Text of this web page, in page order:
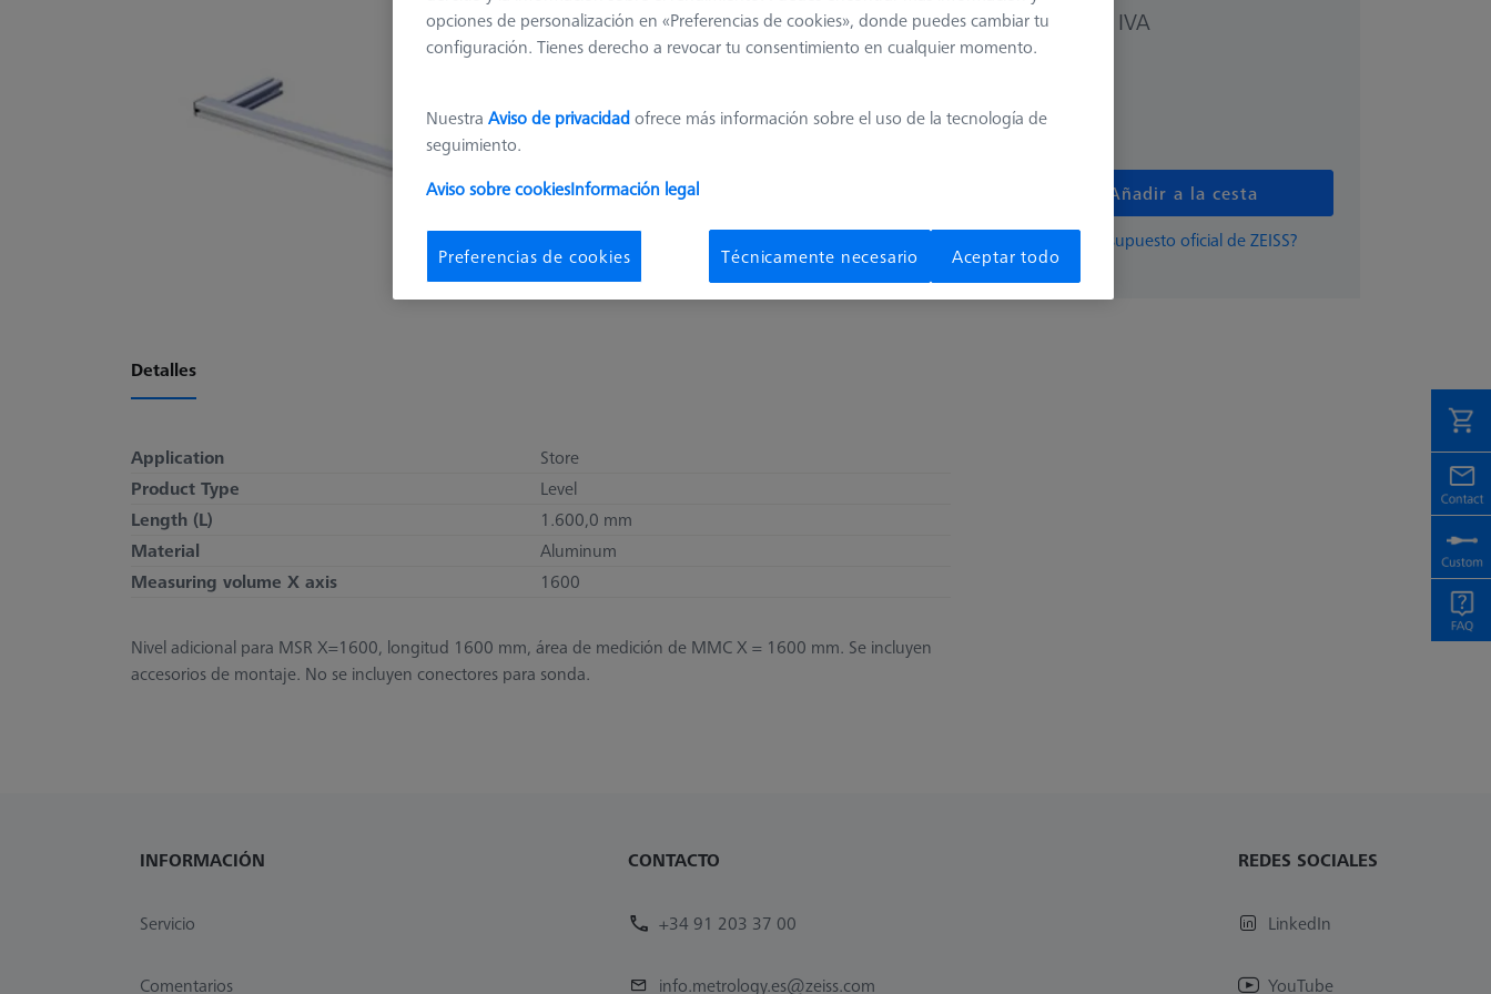
423,40 € más el IVA
Añadir a la cesta
¿Obtener rápidamente un presupuesto oficial de ZEISS?
Detalles
Application
Store
Product Type
Level
Length (L)
1.600,0 mm
Material
Aluminum
Measuring volume X axis
1600
Nivel adicional para MSR X=1600, longitud 1600 mm, área de medición de MMC X = 1600 mm. Se incluyen
accesorios de montaje. No se incluyen conectores para sonda.
INFORMACIÓN
Servicio
Comentarios
CONTACTO
+34 91 203 37 00
info.metrology.es@zeiss.com
REDES SOCIALES
LinkedIn
YouTube
opciones de personalización en «Preferencias de cookies», donde puedes cambiar tu
configuración. Tienes derecho a revocar tu consentimiento en cualquier momento.
Nuestra Aviso de privacidadofrece más información sobre el uso de la tecnología de
seguimiento.
Aviso sobre cookiesInformación legal
Preferencias de cookies Técnicamente necesario Aceptar todo